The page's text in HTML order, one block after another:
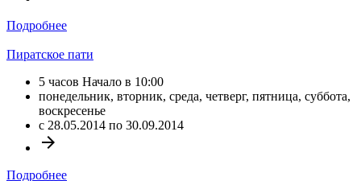
Подробнее
Пиратское пати
5 часов Начало в 10:00
понедельник, вторник, среда, четверг, пятница, суббота,
воскресенье
c 28.05.2014 по 30.09.2014
arrow_forward
Подробнее